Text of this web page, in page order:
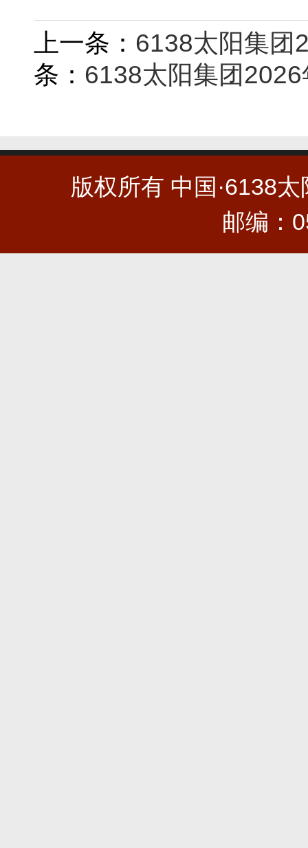
上一条： 6138太阳集团
条： 6138太阳集团
版权所有 中国·6138
邮编